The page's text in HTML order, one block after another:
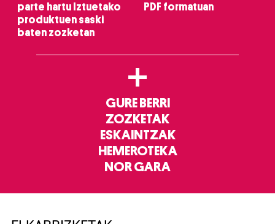
parte hartu Iztuetako
produktuen saski
baten zozketan
PDF formatuan
+
GURE BERRI
ZOZKETAK
ESKAINTZAK
HEMEROTEKA
NOR GARA